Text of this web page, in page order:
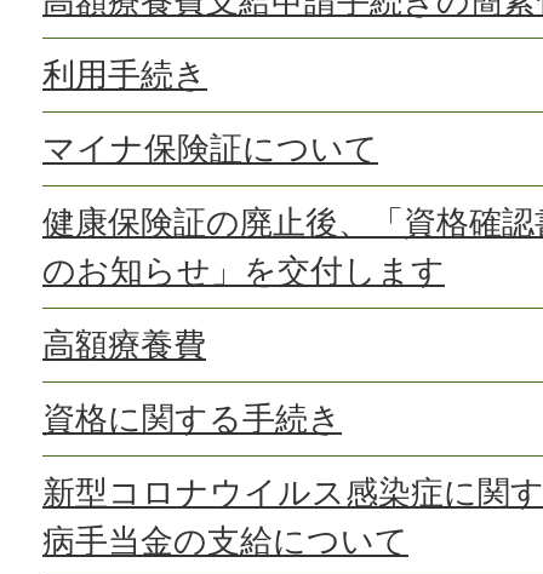
利用手続き
マイナ保険証について
健康保険証の廃止後、「資格確
のお知らせ」を交付します
高額療養費
資格に関する手続き
新型コロナウイルス感染症に関
病手当金の支給について